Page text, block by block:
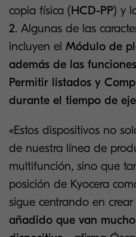
copia física (HCD-PP) y
2. Algunas de las
incluyen el Módulo de
además de las
Permitir listados y
durante el tiempo de
«Estos dispositivos no
de nuestra línea de
multifunción, sino que
posición de Kyocera
sigue centrando en crear
añadido que van